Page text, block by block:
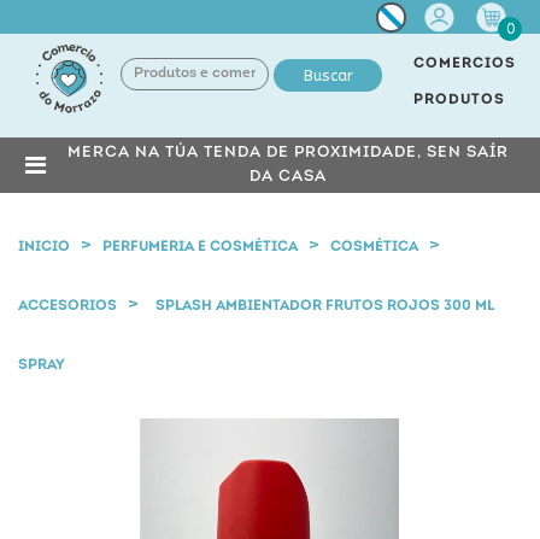
Miña
conta
0
Buscar
COMERCIOS
PRODUTOS
MERCA NA TÚA TENDA DE PROXIMIDADE, SEN SAÍR
DA CASA
INICIO PERFUMERIA E COSMÉTICA COSMÉTICA
ACCESORIOS SPLASH AMBIENTADOR FRUTOS ROJOS 300 ML
SPRAY